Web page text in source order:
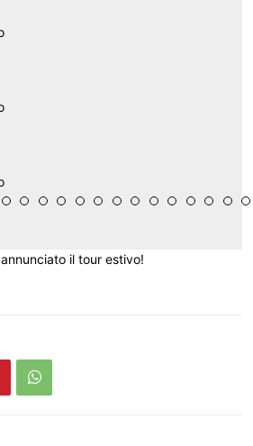
annunciato il tour estivo!